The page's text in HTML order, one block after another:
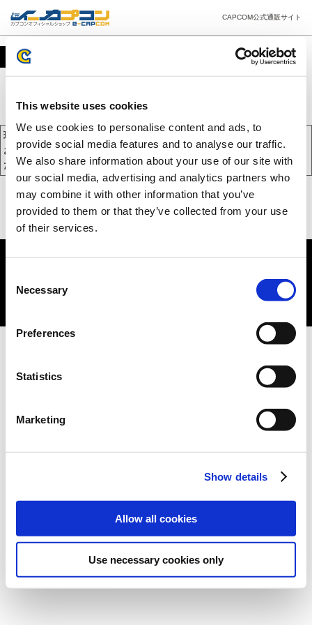
This website uses cookies
We use cookies to personalise content and ads, to
provide social media features and to analyse our traffic.
We also share information about your use of our site with
our social media, advertising and analytics partners who
may combine it with other information that you’ve
provided to them or that they’ve collected from your use
of their services.
Selection
Necessary
Preferences
Statistics
Marketing
Show details
Allow all cookies
Use necessary cookies only
CAPCOM公式通販サイト
カート
現在、カートには商品が入っておりません。
お買い物を続けるには下の 「お買い物を続ける」 をクリックしてく
ださい。